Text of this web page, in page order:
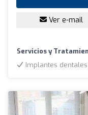
Ver e-mail
Servicios y
Implantes dentales